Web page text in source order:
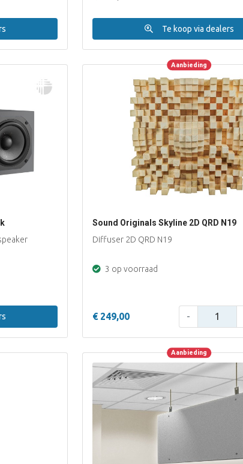
Te koop via dealers
Aanbieding Aanbieding
Sound Originals Skyline 2D QRD N19
Diffuser 2D QRD N19
3 op voorraad
€ 249,00 -
Aanbieding Aanbieding